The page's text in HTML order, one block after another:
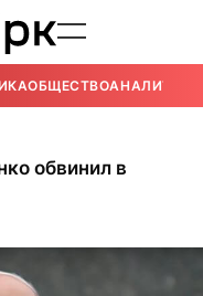
ОБЩЕСТВОАНАЛИТИКА
обвинил в